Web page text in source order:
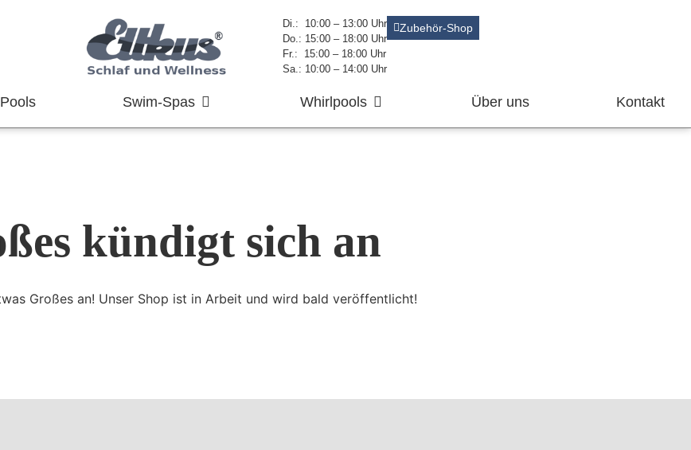
Di.: 10:00 – 13:00 Uhr
Do.: 15:00 – 18:00 Uhr
Fr.: 15:00 – 18:00 Uhr
Sa.: 10:00 – 14:00 Uhr
Zubehör-Shop
Swim-Spas Whirlpools Über uns Kontakt
kündigt sich an
Großes an! Unser Shop ist in Arbeit und wird bald veröffentlicht!